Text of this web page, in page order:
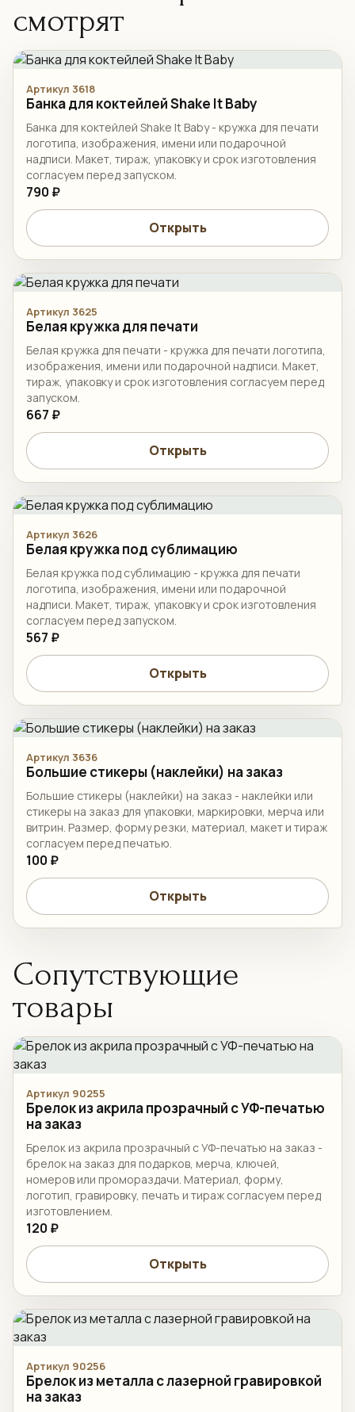
смотрят
Артикул 3618
Банка для коктейлей Shake It Baby
Банка для коктейлей Shake It Baby - кружка для печати
логотипа, изображения, имени или подарочной
надписи. Макет, тираж, упаковку и срок изготовления
согласуем перед запуском.
790 ₽
Открыть
Артикул 3625
Белая кружка для печати
Белая кружка для печати - кружка для печати логотипа,
изображения, имени или подарочной надписи. Макет,
тираж, упаковку и срок изготовления согласуем перед
запуском.
667 ₽
Открыть
Артикул 3626
Белая кружка под сублимацию
Белая кружка под сублимацию - кружка для печати
логотипа, изображения, имени или подарочной
надписи. Макет, тираж, упаковку и срок изготовления
согласуем перед запуском.
567 ₽
Открыть
Артикул 3636
Большие стикеры (наклейки) на заказ
Большие стикеры (наклейки) на заказ - наклейки или
стикеры на заказ для упаковки, маркировки, мерча или
витрин. Размер, форму резки, материал, макет и тираж
согласуем перед печатью.
100 ₽
Открыть
Сопутствующие
товары
Артикул 90255
Брелок из акрила прозрачный с УФ-печатью
на заказ
Брелок из акрила прозрачный с УФ-печатью на заказ -
брелок на заказ для подарков, мерча, ключей,
номеров или промораздачи. Материал, форму,
логотип, гравировку, печать и тираж согласуем перед
изготовлением.
120 ₽
Открыть
Артикул 90256
Брелок из металла с лазерной гравировкой
на заказ